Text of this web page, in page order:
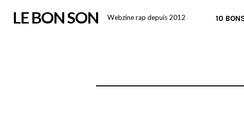
LE BON SON Webzine rap depuis 2012 10